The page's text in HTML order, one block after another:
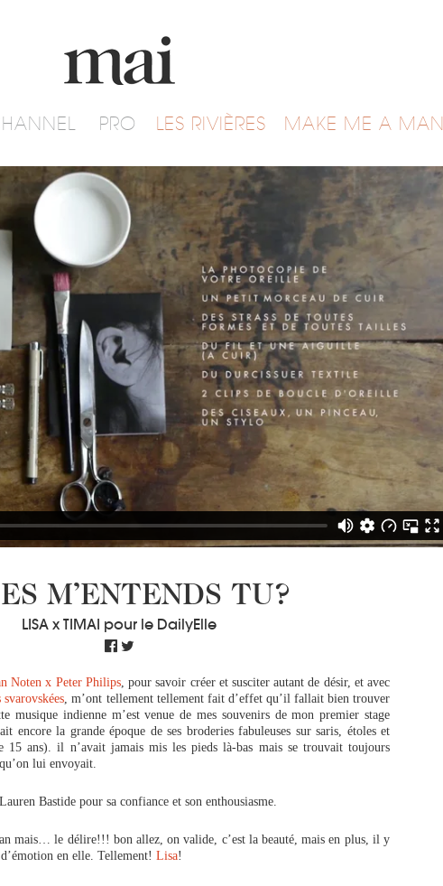
PRO LES RIVIÈRES MAKE ME A MAN
M’ENTENDS TU?
LISA x TIMAI pour le DailyElle
Noten x Peter Philips, pour savoir créer et susciter autant de désir, et avec
, m’ont tellement tellement fait d’effet qu’il fallait bien trouver
indienne m’est venue de mes souvenirs de mon premier stage
encore la grande époque de ses broderies fabuleuses sur saris, étoles et
ans). il n’avait jamais mis les pieds là-bas mais se trouvait toujours
lui envoyait.
Bastide pour sa confiance et son enthousiasme.
mais… le délire!!! bon allez, on valide, c’est la beauté, mais en plus, il y
en elle. Tellement! Lisa!